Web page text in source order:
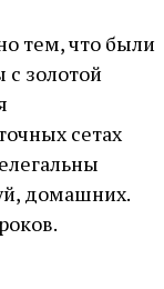
тем, что были
золотой
сетах
домашних.